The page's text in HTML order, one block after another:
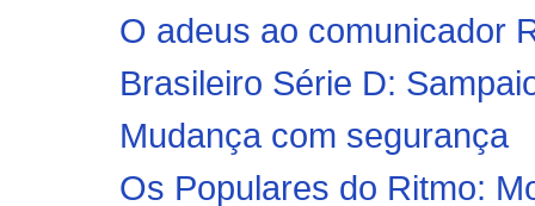
O adeus ao comunicador
Brasileiro Série D:
Mudança com segurança
Os Populares do Ritmo: